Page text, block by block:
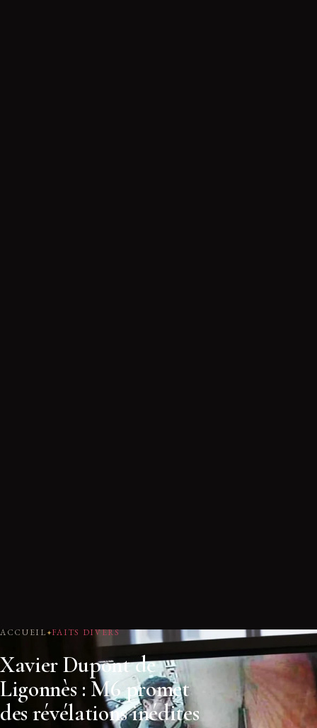
ACCUEIL FAITS DIVERS
Xavier Dupont de
Ligonnès : M6 promet
des révélations inédites